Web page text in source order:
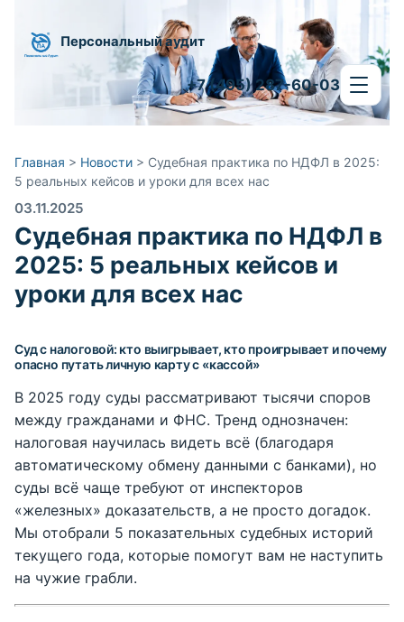
Персональный аудит
+7 (495) 287-60-03
Главная > Новости > Судебная практика по НДФЛ в 2025:
5 реальных кейсов и уроки для всех нас
03.11.2025
Судебная практика по НДФЛ в
2025: 5 реальных кейсов и
уроки для всех нас
Суд с налоговой: кто выигрывает, кто проигрывает и почему
опасно путать личную карту с «кассой»
В 2025 году суды рассматривают тысячи споров
между гражданами и ФНС. Тренд однозначен:
налоговая научилась видеть всё (благодаря
автоматическому обмену данными с банками), но
суды всё чаще требуют от инспекторов
«железных» доказательств, а не просто догадок.
Мы отобрали 5 показательных судебных историй
текущего года, которые помогут вам не наступить
на чужие грабли.